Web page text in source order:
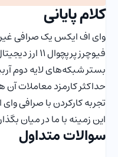
کلام پایانی
وای اف ایکس یک صرافی
فیوچرز
بستر شبکه‌های لایه دوم
تجربه کارکردن با صرافی
این زمینه با ما در میان
سوالات متداول